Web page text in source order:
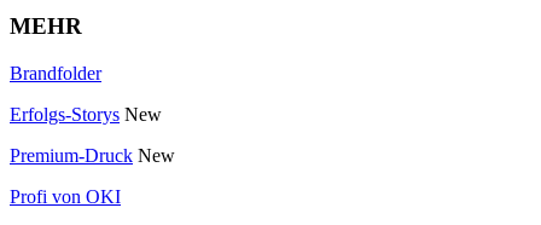
MEHR
Brandfolder
Erfolgs-Storys New
Premium-Druck New
Profi von OKI